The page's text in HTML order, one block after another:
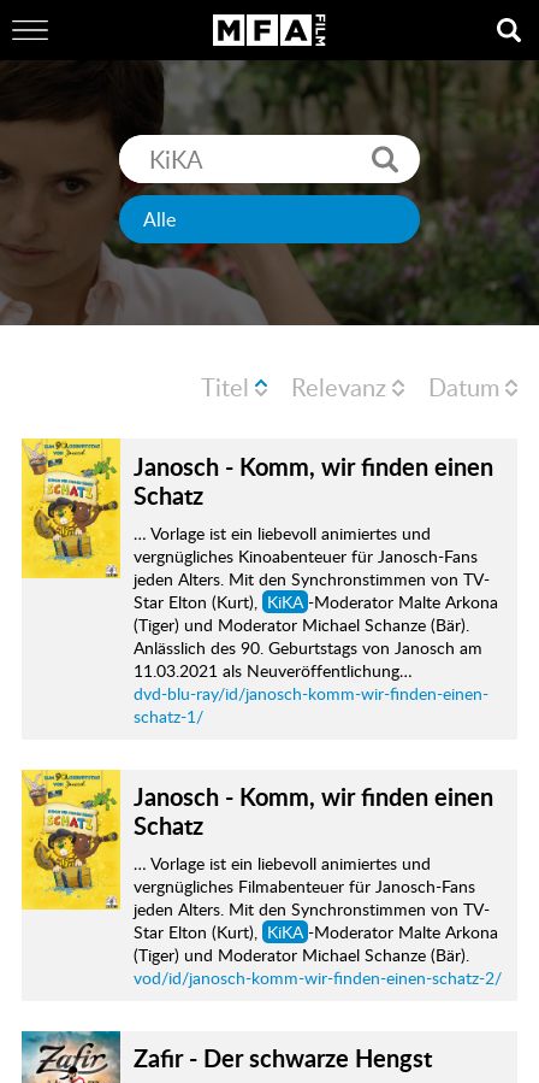
Titel Relevanz Datum
Janosch - Komm, wir finden einen
Schatz
… Vorlage ist ein liebevoll animiertes und
vergnügliches Kinoabenteuer für Janosch-Fans
jeden Alters. Mit den Synchronstimmen von TV-
Star Elton (Kurt),
KiKA -Moderator Malte Arkona
(Tiger) und Moderator Michael Schanze (Bär).
Anlässlich des 90. Geburtstags von Janosch am
11.03.2021 als Neuveröffentlichung…
dvd-blu-ray/id/janosch-komm-wir-finden-einen-
schatz-1/
Janosch - Komm, wir finden einen
Schatz
… Vorlage ist ein liebevoll animiertes und
vergnügliches Filmabenteuer für Janosch-Fans
jeden Alters. Mit den Synchronstimmen von TV-
Star Elton (Kurt), KiKA -Moderator Malte Arkona
(Tiger) und Moderator Michael Schanze (Bär).
vod/id/janosch-komm-wir-finden-einen-schatz-2/
Zafir - Der schwarze Hengst